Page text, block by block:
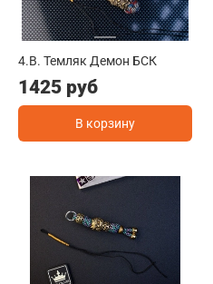
4.B. Темляк Демон БСК
1425 руб
В корзину